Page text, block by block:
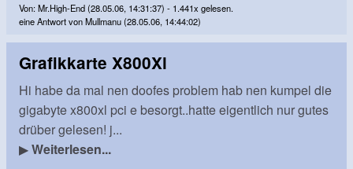
Von: Mr.High-End (28.05.06, 14:31:37) - 1.441x gelesen.
eine Antwort von Mullmanu (28.05.06, 14:44:02)
Grafikkarte X800Xl
Hi habe da mal nen doofes problem hab nen kumpel die
gigabyte x800xl pci e besorgt..hatte eigentlich nur gutes
drüber gelesen! j...
▶Weiterlesen...